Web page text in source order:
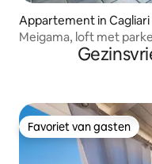
Appartement in Cagliari
Meigama, loft met
Favoriet van gasten
Favoriet van gasten